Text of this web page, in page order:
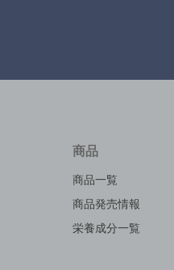
商品
商品一覧
商品発売情報
栄養成分一覧